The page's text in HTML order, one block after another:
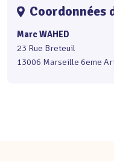
Coordonnées
Marc WAHED
23 Rue Breteuil
13006 Marseille 6eme